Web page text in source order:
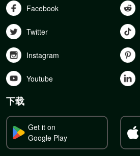
Facebook
Twitter
Instagram
Youtube
下载
Get it on
Google Play